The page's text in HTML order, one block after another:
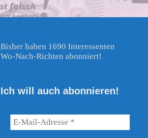
Bisher haben 1690 Interessenten
Wo-Nach-Richten abonniert!
Ich will auch abonnieren!